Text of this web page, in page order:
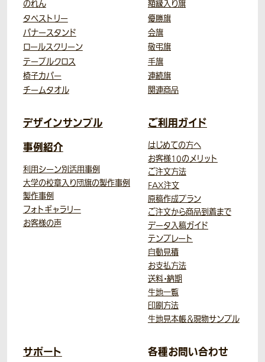
のれん
タペストリー
バナースタンド
ロールスクリーン
テーブルクロス
椅子カバー
チームタオル
額縁入り旗
優勝旗
会旗
敬弔旗
手旗
連続旗
関連商品
デザインサンプル
事例紹介
利用シーン別活用事例
大学の校章入り団旗の製作事例
製作事例
フォトギャラリー
お客様の声
ご利用ガイド
はじめての方へ
お客様10のメリット
ご注文方法
FAX注文
原稿作成プラン
ご注文から商品到着まで
データ入稿ガイド
テンプレート
自動見積
お支払方法
送料・納期
生地一覧
印刷方法
生地見本帳＆現物サンプル
サポート 各種お問い合わせ